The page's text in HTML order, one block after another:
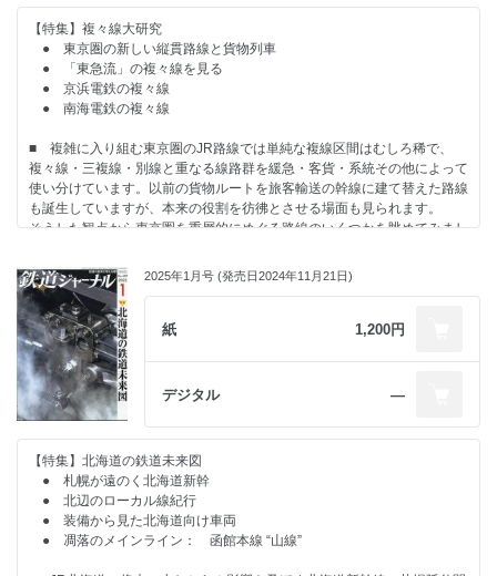
土浦延伸の事業計画素案を公表
■奥羽本線新庄～院内間の再開 非電化に切り替え ■熊本市電5000形が車
齢68年を目前に引退
アクティブ・メンテナンスの司令塔
日立ノースポール車両基地の先端技術 橋爪智之
山井美希の 鉄日和
BUS CORNER 鈴木文彦
ＳＬ保存場 Vol.57 笠戸島 山下大祐
終着駅から歩く旅 第16回 元町・中華街 中西あきこ
2025年2月 運輸界のできごと 小林拓矢
わたしの読書日記 ［動脈列島］［時刻表大解剖］ 蜂谷あす美
あの日、この一枚 肥沼勇
◆WIDE LENS ◆次号予告／編集後記
【特集】複々線大研究
● 東京圏の新しい縦貫路線と貨物列車
● 「東急流」の複々線を見る
● 京浜電鉄の複々線
● 南海電鉄の複々線
■ 複雑に入り組む東京圏のJR路線では単純な複線区間はむしろ稀で、
複々線・三複線・別線と重なる線路群を緩急・客貨・系統その他によって
使い分けています。以前の貨物ルートを旅客輸送の幹線に建て替えた路線
も誕生していますが、本来の役割を彷彿とさせる場面も見られます。
そうした観点から東京圏を重層的にめぐる路線のいくつかを眺めてみまし
関東私鉄では東急電鉄、関西私鉄では京阪電鉄に南海電鉄と、それぞれ特
徴的な複々線を取り上げました。
■ グリーン車連結で注目される中央線快速は1933年の中央線急行電車に
始まる長い歴史を持ちます。今回は前編として1985年までの運行体系や
主な車両の変遷をまとめました。
2025年1月号 (発売日2024年11月21日)
紙 1,200円
デジタル ―
【特集】北海道の鉄道未来図
● 札幌が遠のく北海道新幹
● 北辺のローカル線紀行
● 装備から見た北海道向け車両
● 凋落のメインライン： 函館本線 “山線”